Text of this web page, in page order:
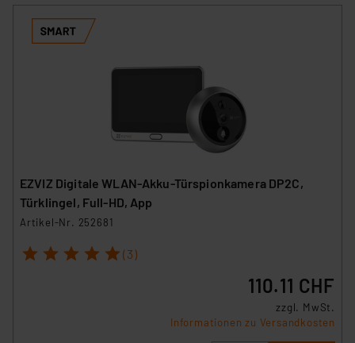
EZVIZ Digitale WLAN-Akku-Türspionkamera DP2C,
Türklingel, Full-HD, App
Artikel-Nr. 252681
1 2 3 4 5 (3)
110.11 CHF
zzgl. MwSt.
Informationen zu Versandkosten